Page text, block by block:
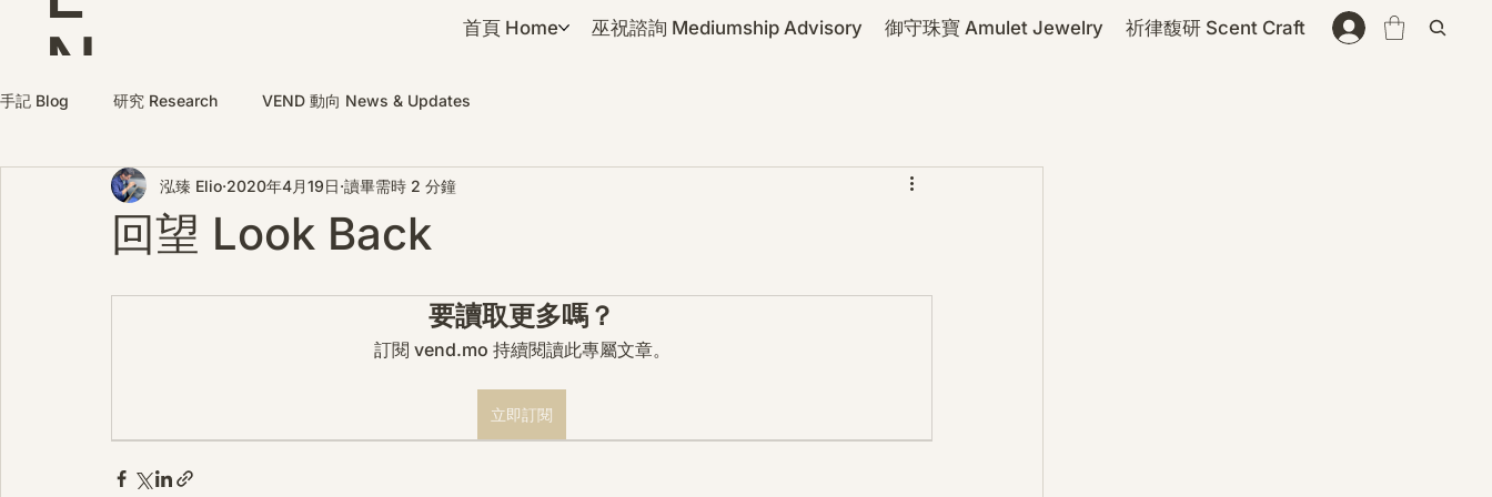
N
D
首頁 Home 巫祝諮詢 Mediumship Advisory 御守珠寶 Amulet Jewelry 祈律馥研 Scent Craft
手記 Blog 研究 Research VEND 動向 News & Updates
回望 Look Back
泓臻 Elio 2020年4月19日 讀畢需時 2 分鐘
要讀取更多嗎？
訂閱 vend.mo 持續閱讀此專屬文章。
立即訂閱